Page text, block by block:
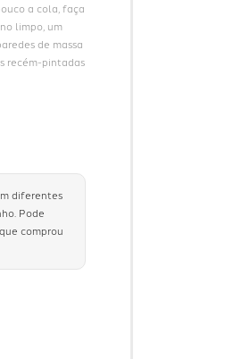
a cola, faça
limpo, um
de massa
recém-pintadas
diferentes
Pode
comprou